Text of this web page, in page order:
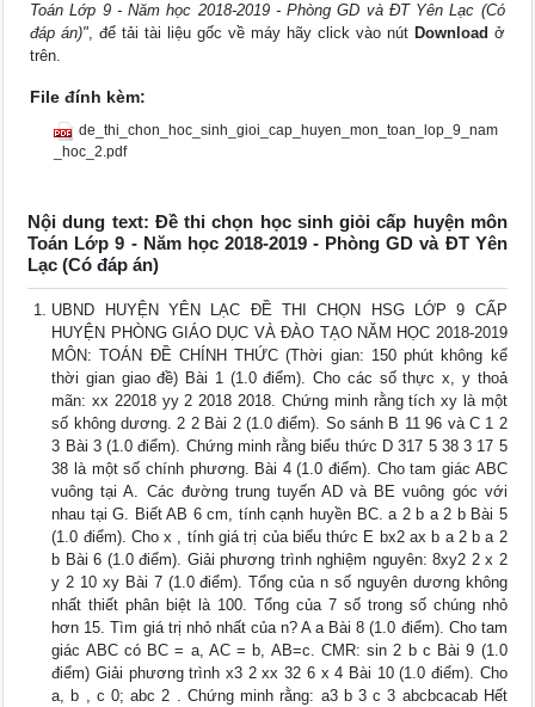
Toán Lớp 9 - Năm học 2018-2019 - Phòng GD và ĐT Yên Lạc (Có
đáp án)", để tải tài liệu gốc về máy hãy click vào nút Download ở
trên.
File đính kèm:
de_thi_chon_hoc_sinh_gioi_cap_huyen_mon_toan_lop_9_nam
_hoc_2.pdf
Nội dung text: Đề thi chọn học sinh giỏi cấp huyện môn
Toán Lớp 9 - Năm học 2018-2019 - Phòng GD và ĐT Yên
Lạc (Có đáp án)
UBND HUYỆN YÊN LẠC ĐỀ THI CHỌN HSG LỚP 9 CẤP
HUYỆN PHÒNG GIÁO DỤC VÀ ĐÀO TẠO NĂM HỌC 2018-2019
MÔN: TOÁN ĐỀ CHÍNH THỨC (Thời gian: 150 phút không kể
thời gian giao đề) Bài 1 (1.0 điểm). Cho các số thực x, y thoả
mãn: xx 22018 yy 2 2018 2018. Chứng minh rằng tích xy là một
số không dương. 2 2 Bài 2 (1.0 điểm). So sánh B 11 96 và C 1 2
3 Bài 3 (1.0 điểm). Chứng minh rằng biểu thức D 317 5 38 3 17 5
38 là một số chính phương. Bài 4 (1.0 điểm). Cho tam giác ABC
vuông tại A. Các đường trung tuyến AD và BE vuông góc với
nhau tại G. Biết AB 6 cm, tính cạnh huyền BC. a 2 b a 2 b Bài 5
(1.0 điểm). Cho x , tính giá trị của biểu thức E bx2 ax b a 2 b a 2
b Bài 6 (1.0 điểm). Giải phương trình nghiệm nguyên: 8xy2 2 x 2
y 2 10 xy Bài 7 (1.0 điểm). Tổng của n số nguyên dương không
nhất thiết phân biệt là 100. Tổng của 7 số trong số chúng nhỏ
hơn 15. Tìm giá trị nhỏ nhất của n? A a Bài 8 (1.0 điểm). Cho tam
giác ABC có BC = a, AC = b, AB=c. CMR: sin 2 b c Bài 9 (1.0
điểm) Giải phương trình x3 2 xx 32 6 x 4 Bài 10 (1.0 điểm). Cho
a, b , c 0; abc 2 . Chứng minh rằng: a3 b 3 c 3 abcbcacab Hết